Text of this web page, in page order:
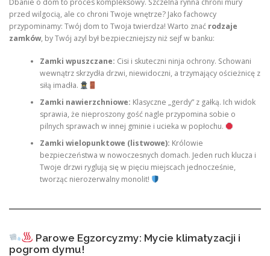
Dbanie o dom to proces kompleksowy. Szczelna rynna chroni mury
przed wilgocią, ale co chroni Twoje wnętrze? Jako fachowcy
przypominamy: Twój dom to Twoja twierdza! Warto znać rodzaje
zamków, by Twój azyl był bezpieczniejszy niż sejf w banku:
Zamki wpuszczane: Cisi i skuteczni ninja ochrony. Schowani
wewnątrz skrzydła drzwi, niewidoczni, a trzymający ościeżnicę z
siłą imadła.
Zamki nawierzchniowe: Klasyczne „gerdy” z gałką. Ich widok
sprawia, że nieproszony gość nagle przypomina sobie o
pilnych sprawach w innej gminie i ucieka w popłochu.
Zamki wielopunktowe (listwowe): Królowie
bezpieczeństwa w nowoczesnych domach. Jeden ruch klucza i
Twoje drzwi ryglują się w pięciu miejscach jednocześnie,
tworząc nierozerwalny monolit!
Parowe Egzorcyzmy: Mycie klimatyzacji i
pogrom dymu!